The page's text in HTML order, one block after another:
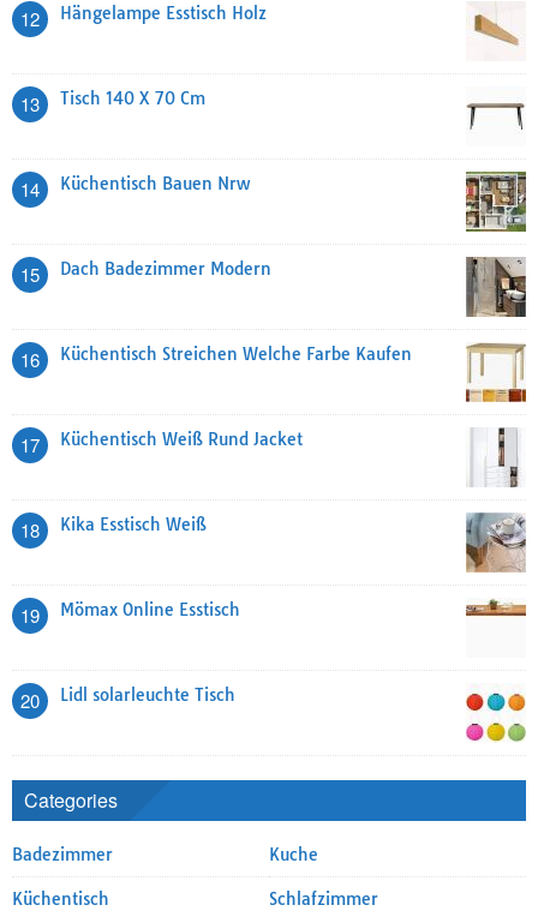
12 Hängelampe Esstisch Holz
13 Tisch 140 X 70 Cm
14 Küchentisch Bauen Nrw
15 Dach Badezimmer Modern
16 Küchentisch Streichen Welche Farbe Kaufen
17 Küchentisch Weiß Rund Jacket
18 Kika Esstisch Weiß
19 Mömax Online Esstisch
20 Lidl solarleuchte Tisch
Categories
Badezimmer Kuche
Küchentisch Schlafzimmer